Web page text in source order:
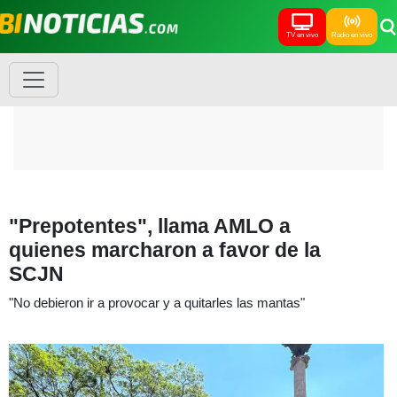
TV en vivo Radio en vivo
"Prepotentes", llama AMLO a
quienes marcharon a favor de la
SCJN
"No debieron ir a provocar y a quitarles las mantas"